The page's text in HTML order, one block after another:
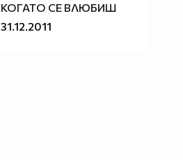
КОГАТО СЕ ВЛЮБИШ
31.12.2011